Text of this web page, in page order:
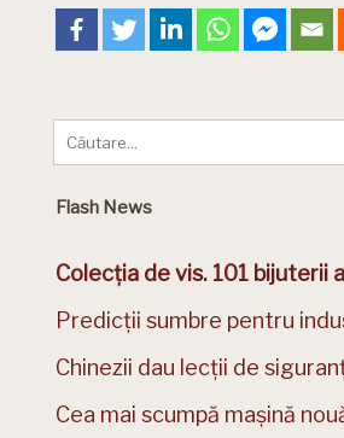
Flash News
Colecția de vis. 101 bijuterii
Predicții sumbre pentru
Chinezii dau lecții de
Cea mai scumpă mașină